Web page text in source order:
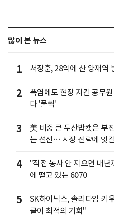
많이 본 뉴스
1 서장훈, 28억에 산 양재역
2
폭염에도 현장 지킨 공무
다 '풀썩'
3
美 비중 큰 두산밥캣은 부
는 선전… 시장 전략에 엇
4
"직접 농사 안 지으면 내
에 떨고 있는 6070
5
SK하이닉스, 솔리다임 키
클이 최적의 기회"